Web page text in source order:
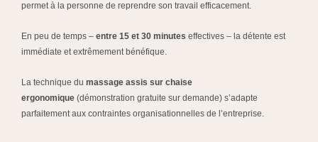
permet à la personne de reprendre son travail efficacement.
En peu de temps – entre 15 et 30 minutes effectives – la détente est
immédiate et extrêmement bénéfique.
La technique du massage assis sur chaise
ergonomique (démonstration gratuite sur demande) s’adapte
parfaitement aux contraintes organisationnelles de l’entreprise.